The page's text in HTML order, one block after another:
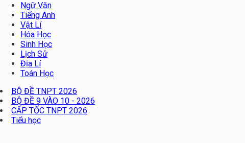
Ngữ Văn
Tiếng Anh
Vật Lí
Hóa Học
Sinh Học
Lịch Sử
Địa Lí
Toán Học
BỘ ĐỀ TNPT 2026
BỘ ĐỀ 9 VÀO 10 - 2026
CẤP TỐC TNPT 2026
Tiểu học